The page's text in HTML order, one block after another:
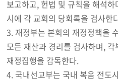
보고하고, 헌법 및 규칙을 해석
시에 각 교회의 당회록을 검사한
3. 재정부는 본회의 재정정책을
모든 재산과 경리를 검사하며,
재정집행을 감독한다.
4. 국내선교부는 국내 복음 전도